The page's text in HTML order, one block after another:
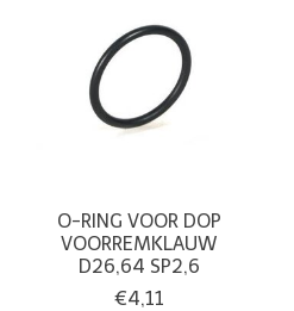
O-RING VOOR DOP
VOORREMKLAUW
D26,64 SP2,6
€4,11